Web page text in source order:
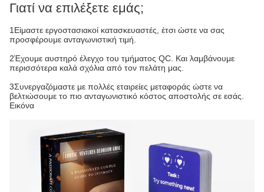
Γιατί να επιλέξετε εμάς;
1Είμαστε εργοστασιακοί κατασκευαστές, έτσι ώστε να σας
προσφέρουμε ανταγωνιστική τιμή.
2Έχουμε αυστηρό έλεγχο του τμήματος QC. Και λαμβάνουμε
περισσότερα καλά σχόλια από τον πελάτη μας.
3Συνεργαζόμαστε με πολλές εταιρείες μεταφοράς ώστε να
βελτιώσουμε το πιο ανταγωνιστικό κόστος αποστολής σε εσάς.
Εικόνα